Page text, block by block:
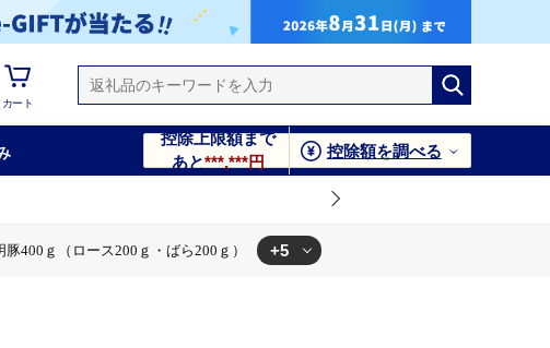
カート
控除上限額まで
あと***,***円
控除額を調べる
400ｇ（ロース200ｇ・ばら200ｇ） +5